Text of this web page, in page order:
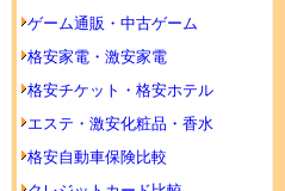
ゲーム通販・中古ゲーム
格安家電・激安家電
格安チケット・格安ホテル
エステ・激安化粧品・香水
格安自動車保険比較